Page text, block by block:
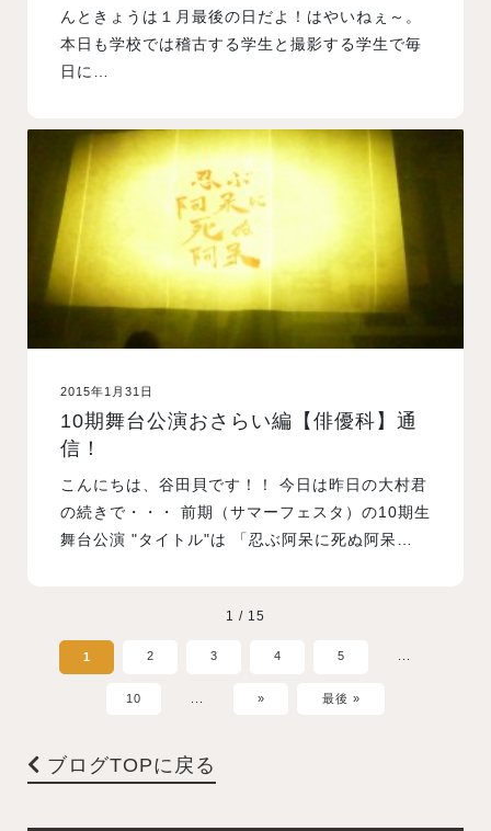
んときょうは１月最後の日だよ！はやいねぇ～。
本日も学校では稽古する学生と撮影する学生で毎
日に…
2015年1月31日
10期舞台公演おさらい編【俳優科】通
信！
こんにちは、谷田貝です！！ 今日は昨日の大村君
の続きで・・・ 前期（サマーフェスタ）の10期生
舞台公演 "タイトル"は 「忍ぶ阿呆に死ぬ阿呆…
1 / 15
1 2 3 4 5
10 » 最後 »
ブログTOPに戻る